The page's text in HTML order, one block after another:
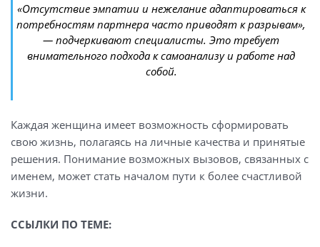
«Отсутствие эмпатии и нежелание адаптироваться к
потребностям партнера часто приводят к разрывам»,
— подчеркивают специалисты. Это требует
внимательного подхода к самоанализу и работе над
собой.
Каждая женщина имеет возможность сформировать
свою жизнь, полагаясь на личные качества и принятые
решения. Понимание возможных вызовов, связанных с
именем, может стать началом пути к более счастливой
жизни.
ССЫЛКИ ПО ТЕМЕ: